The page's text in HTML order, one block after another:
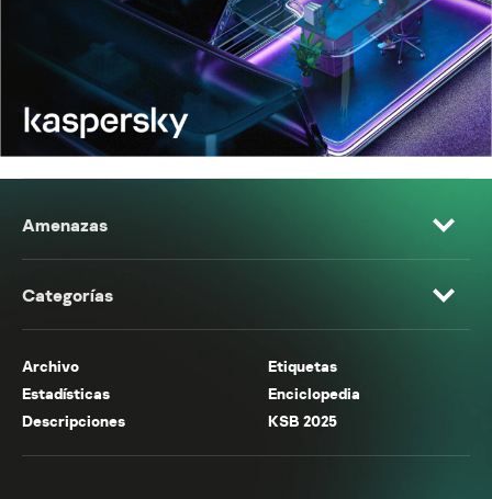
Amenazas
Categorías
Archivo
Etiquetas
Estadísticas
Enciclopedia
Descripciones
KSB 2025